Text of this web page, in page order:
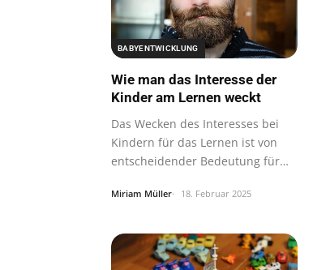
BABYENTWICKLUNG
Wie man das Interesse der
Kinder am Lernen weckt
Das Wecken des Interesses bei
Kindern für das Lernen ist von
entscheidender Bedeutung für
Miriam Müller 18. Februar 2025